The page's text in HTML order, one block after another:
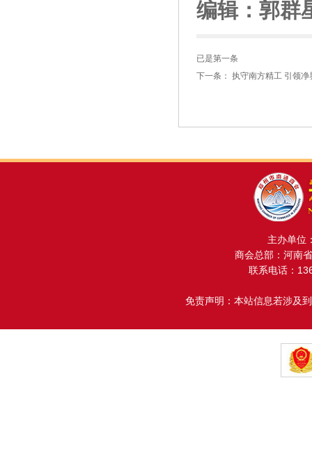
编辑：郭群
已是第一条
下一条： 执守南方精工 引领
主办单位
商会总部：河南
联系电话：
免责声明：本站信息若涉及